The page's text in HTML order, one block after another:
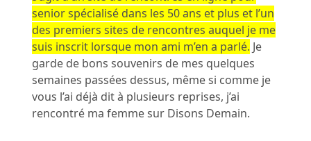
senior spécialisé dans les 50 ans et plus et l’un
des premiers sites de rencontres auquel je me
suis inscrit lorsque mon ami m’en a parlé. Je
garde de bons souvenirs de mes quelques
semaines passées dessus, même si comme je
vous l’ai déjà dit à plusieurs reprises, j’ai
rencontré ma femme sur Disons Demain.